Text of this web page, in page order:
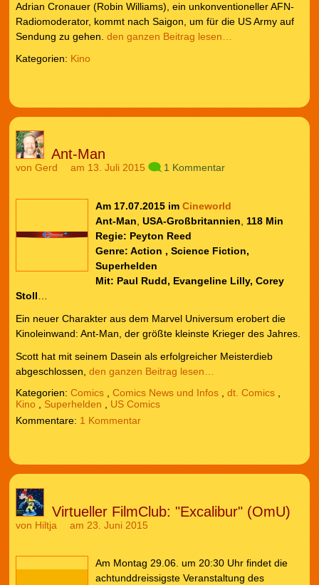
Adrian Cronauer (Robin Williams), ein unkonventioneller AFN-
Radiomoderator, kommt nach Saigon, um für die US Army auf
Sendung zu gehen. den ganzen Beitrag lesen…
Kategorien: Kino
Ant-Man
von Gerd am 13. Juli 2015 1 Kommentar
Am 17.07.2015 im Cineworld
Ant-Man USA-Großbritannien
118 Min
Regie: Peyton Reed
Genre: Action , Science Fiction,
Superhelden
Mit: Paul Rudd, Evangeline Lilly, Corey
Stoll
Ein neuer Charakter aus dem Marvel Universum erobert die
Kinoleinwand: Ant-Man, der größte kleinste Krieger des Jahres.
Scott hat mit seinem Dasein als erfolgreicher Meisterdieb
abgeschlossen, den ganzen Beitrag lesen…
Kategorien: Comics, Comics News und Infos, dt. Comics,
Kino
Superhelden
US Comics
1 Kommentar
Virtueller FilmClub: "Excalibur" (OmU)
von Hiltja am 23. Juni 2015
Am Montag 29.06. um 20:30 Uhr findet die
achtunddreissigste Veranstaltung des